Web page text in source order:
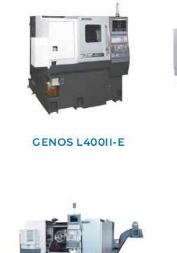
GENOS L400II-E